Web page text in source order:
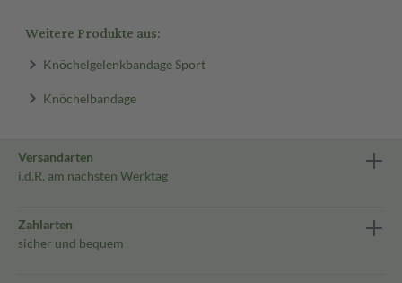
Weitere Produkte aus:
Knöchelgelenkbandage Sport
Knöchelbandage
Versandarten
i.d.R. am nächsten Werktag
Zahlarten
sicher und bequem